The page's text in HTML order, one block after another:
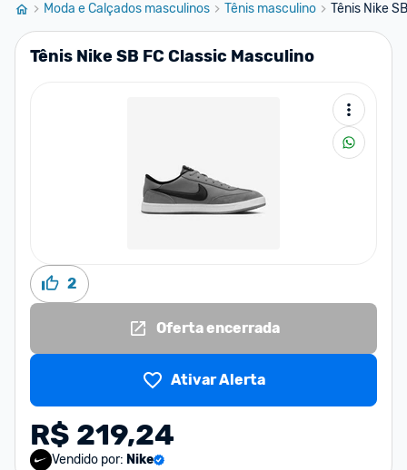
Moda e Calçados masculinos Tênis masculino Tênis Nike
Tênis Nike SB FC Classic Masculino
2
Oferta encerrada
Ativar Alerta
R$ 219,24
Vendido por: Nike